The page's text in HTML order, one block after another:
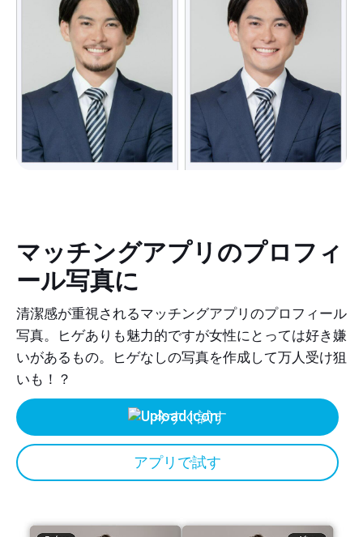
マッチングアプリのプロフィ
ール写真に
清潔感が重視されるマッチングアプリのプロフィール
写真。ヒゲありも魅力的ですが女性にとっては好き嫌
いがあるもの。ヒゲなしの写真を作成して万人受け狙
いも！？
今すぐ試す
アプリで試す